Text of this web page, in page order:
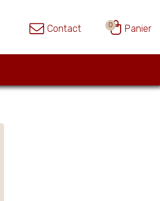
Contact 0 Panier